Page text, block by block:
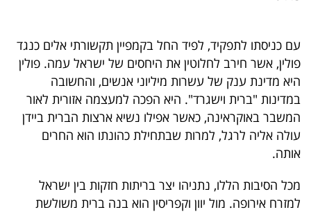
עם כניסתו לתפקיד, לפיד החל בקמפיין תקשורתי אלים כנגד
פולין, אשר חירב לחלוטין את היחסים של ישראל עמה. פולין
היא מדינת ענק של עשרות מיליוני אנשים, והחשובה
במדינות "ברית וישגרד". היא הפכה למעצמה אזורית לאור
המשבר באוקראינה, כאשר אפילו נשיא ארצות הברית ביידן
עולה אליה לרגל, למרות שבתחילת כהונתו הוא החרים
אותה.
מכל הסיבות הללו, נתניהו יצר בריתות חזקות בין ישראל
למזרח אירופה. מול יוון וקפריסין הוא בנה ברית משולשת